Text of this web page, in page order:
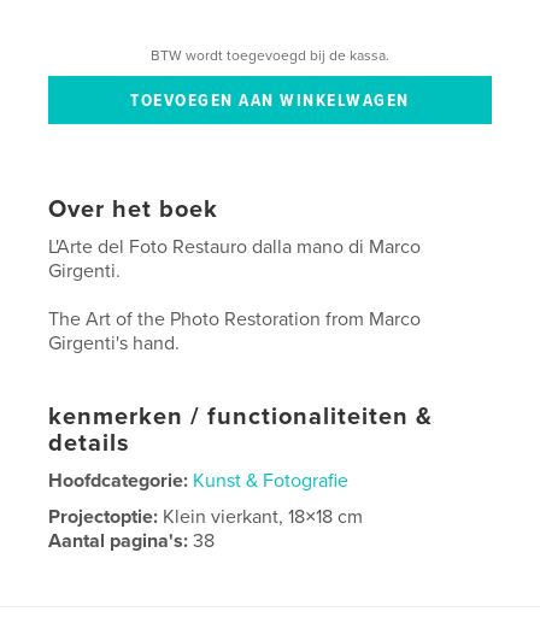
BTW wordt toegevoegd bij de kassa.
Over het boek
L'Arte del Foto Restauro dalla mano di Marco
Girgenti.
The Art of the Photo Restoration from Marco
Girgenti's hand.
kenmerken / functionaliteiten &
details
Hoofdcategorie: Kunst & Fotografie
Projectoptie: Klein vierkant, 18×18 cm
Aantal pagina's:38